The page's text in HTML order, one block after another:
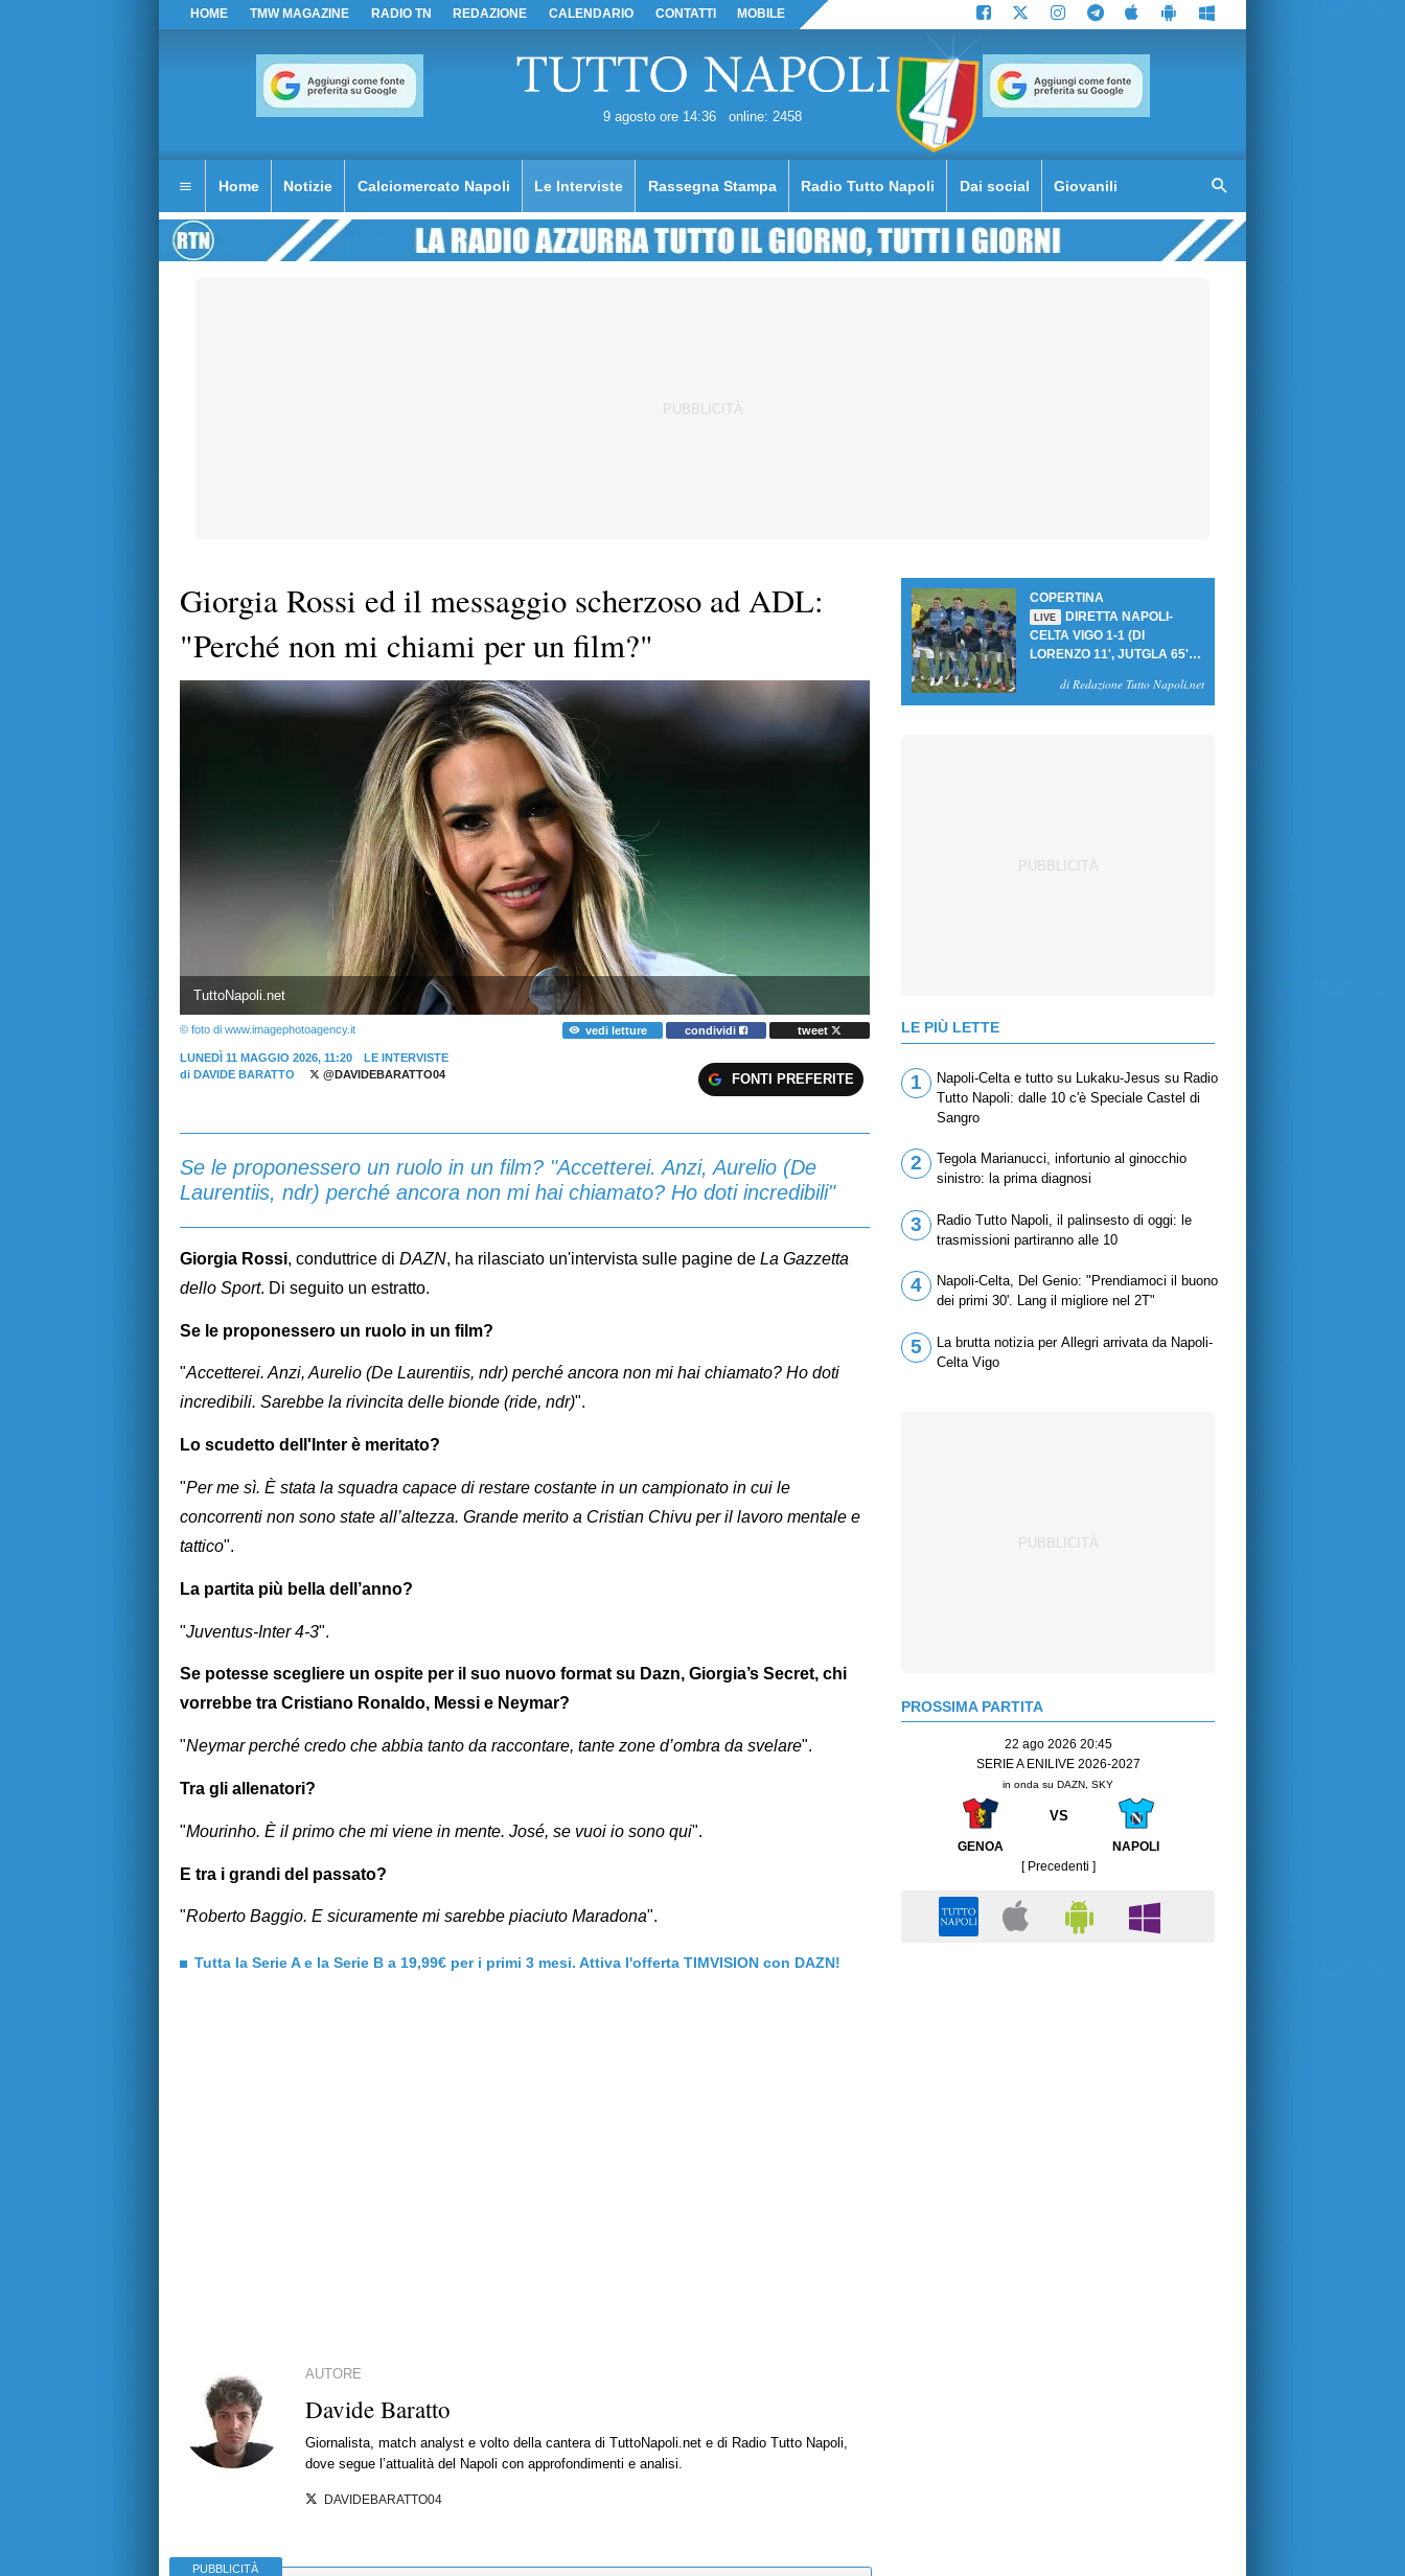
HOME TMW MAGAZINE RADIO TN REDAZIONE CALENDARIO CONTATTI MOBILE
9 agosto ore 14:36 online: 2458
Home Notizie Calciomercato Napoli Le Interviste Rassegna Stampa Radio Tutto Napoli Dai social Giovanili
Giorgia Rossi ed il messaggio scherzoso ad ADL:
"Perché non mi chiami per un film?"
TuttoNapoli.net
© foto di www.imagephotoagency.it vedi letture condividi tweet
LUNEDÌ 11 MAGGIO 2026, 11:20
LE INTERVISTE
di DAVIDE BARATTO @DAVIDEBARATTO04 FONTI PREFERITE
Se le proponessero un ruolo in un film? "Accetterei. Anzi, Aurelio (De
Laurentiis, ndr) perché ancora non mi hai chiamato? Ho doti incredibili"
Giorgia Rossi, conduttrice di DAZN, ha rilasciato un'intervista sulle pagine de La Gazzetta
dello Sport. Di seguito un estratto.
Se le proponessero un ruolo in un film?
"Accetterei. Anzi, Aurelio (De Laurentiis, ndr) perché ancora non mi hai chiamato? Ho doti
incredibili. Sarebbe la rivincita delle bionde (ride, ndr)".
Lo scudetto dell'Inter è meritato?
"Per me sì. È stata la squadra capace di restare costante in un campionato in cui le
concorrenti non sono state all’altezza. Grande merito a Cristian Chivu per il lavoro mentale e
tattico".
La partita più bella dell’anno?
"Juventus-Inter 4-3".
Se potesse scegliere un ospite per il suo nuovo format su Dazn, Giorgia’s Secret, chi
vorrebbe tra Cristiano Ronaldo, Messi e Neymar?
"Neymar perché credo che abbia tanto da raccontare, tante zone d’ombra da svelare".
Tra gli allenatori?
"Mourinho. È il primo che mi viene in mente. José, se vuoi io sono qui".
E tra i grandi del passato?
"Roberto Baggio. E sicuramente mi sarebbe piaciuto Maradona".
Tutta la Serie A e la Serie B a 19,99€ per i primi 3 mesi. Attiva l'offerta TIMVISION con DAZN!
AUTORE
Davide Baratto
Giornalista, match analyst e volto della cantera di TuttoNapoli.net e di Radio Tutto Napoli,
dove segue l’attualità del Napoli con approfondimenti e analisi.
DAVIDEBARATTO04
PUBBLICITÀ
COPERTINA
LIVE
DIRETTA NAPOLI-
CELTA VIGO 1-1 (DI
LORENZO 11', JUTGLA 65'):
BRUYNE NEGA LA
di Redazione Tutto Napoli.net
LE PIÙ LETTE
1
Napoli-Celta e tutto su Lukaku-Jesus su Radio
Tutto Napoli: dalle 10 c'è Speciale Castel di
Sangro
2
Tegola Marianucci, infortunio al ginocchio
sinistro: la prima diagnosi
3
Radio Tutto Napoli, il palinsesto di oggi: le
trasmissioni partiranno alle 10
4
Napoli-Celta, Del Genio: "Prendiamoci il buono
dei primi 30'. Lang il migliore nel 2T"
5
La brutta notizia per Allegri arrivata da Napoli-
Celta Vigo
PROSSIMA PARTITA
22 ago 2026 20:45
SERIE A ENILIVE 2026-2027
in onda su DAZN, SKY
VS
GENOA
NAPOLI
[ Precedenti ]